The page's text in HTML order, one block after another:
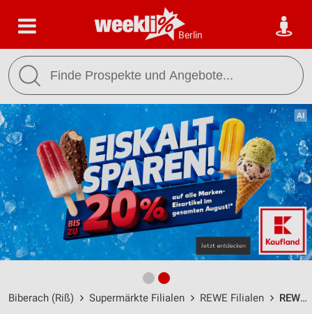
Berlin
Biberach (Riß) Supermärkte Filialen REWE Filialen REWE Biberach an der Riß / Riedlinger Str. 201 - Öffnungszeiten & Adresse